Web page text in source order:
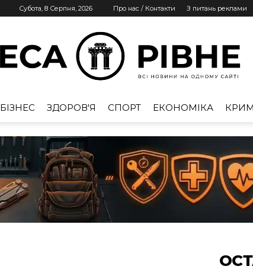
Субота, 8 Серпня, 2026 Про нас / Контакти З питань реклами
Рівне
БІЗНЕС ЗДОРОВ'Я СПОРТ ЕКОНОМІКА